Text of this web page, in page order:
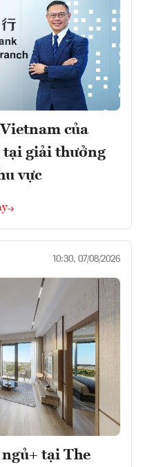
của
giải thưởng
vực
10:30, 07/08/2026
tại The